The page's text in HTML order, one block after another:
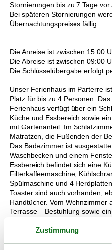
Stornierungen bis zu 7 Tage
Bei späteren Stornierungen
Übernachtungspreises fällig.
Die Anreise ist zwischen 15:00
Die Abreise ist zwischen 09:00
Die Schlüsselübergabe erfolgt
Unser Ferienhaus im Parterre
Platz für bis zu 4 Personen.
Ferienhaus verfügt über ein
Küche und Essbereich sowie
mit Gartenanteil. Im
Matratzen, die Fußenden der
Das Badezimmer ist
Waschbecken und einem
Essbereich befindet sich eine
Filterkaffeemaschine,
Spülmaschine und 4
Toaster sind auch vorhanden,
Handtücher. Vom Wohnzimmer
Terrasse – Bestuhlung sowie
zur Verfügung. Ein Grill ist
Zustimmung